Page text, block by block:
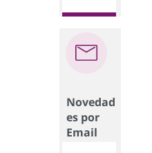
Novedad
es por
Email